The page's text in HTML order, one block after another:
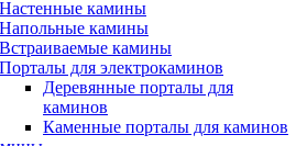
Настенные камины
Напольные камины
Встраиваемые камины
Порталы для электрокаминов
Деревянные порталы для
каминов
Каменные порталы для каминов